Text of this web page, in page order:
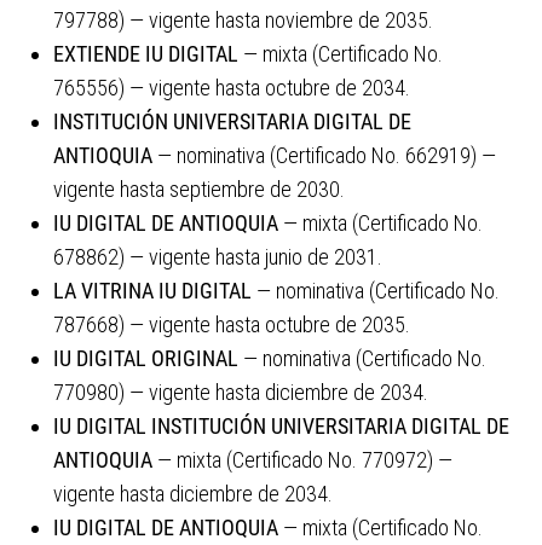
797788) — vigente hasta noviembre de 2035.
EXTIENDE IU DIGITAL — mixta (Certificado No.
765556) — vigente hasta octubre de 2034.
INSTITUCIÓN UNIVERSITARIA DIGITAL DE
ANTIOQUIA — nominativa (Certificado No. 662919) —
vigente hasta septiembre de 2030.
IU DIGITAL DE ANTIOQUIA — mixta (Certificado No.
678862) — vigente hasta junio de 2031.
LA VITRINA IU DIGITAL — nominativa (Certificado No.
787668) — vigente hasta octubre de 2035.
IU DIGITAL ORIGINAL — nominativa (Certificado No.
770980) — vigente hasta diciembre de 2034.
IU DIGITAL INSTITUCIÓN UNIVERSITARIA DIGITAL DE
ANTIOQUIA — mixta (Certificado No. 770972) —
vigente hasta diciembre de 2034.
IU DIGITAL DE ANTIOQUIA — mixta (Certificado No.